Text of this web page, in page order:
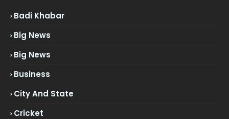
Badi Khabar
Big News
Big News
Business
City And State
Cricket